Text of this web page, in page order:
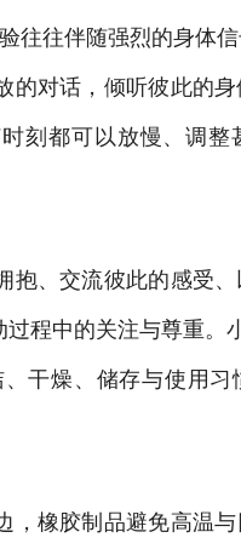
往往伴随强烈的身体
的对话，倾听彼此的
刻都可以放慢、调整
抱、交流彼此的感受
程中的关注与尊重。
干燥、储存与使用习
，橡胶制品避免高温